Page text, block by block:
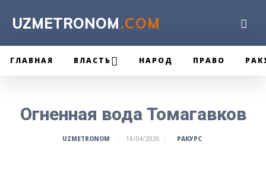
UZMETRONOM.COM
ГЛАВНАЯ ВЛАСТЬ НАРОД ПРАВО
Огненная вода Томагавков
UZMETRONOM 18/04/2026 РАКУРС